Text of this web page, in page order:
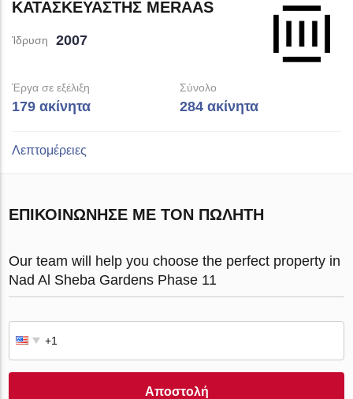
ΚΑΤΑΣΚΕΥΑΣΤΉΣ MERAAS
Ίδρυση 2007
Έργα σε εξέλιξη
179 ακίνητα
Σύνολο
284 ακίνητα
Λεπτομέρειες
ΕΠΙΚΟΙΝΏΝΗΣΕ ΜΕ ΤΟΝ ΠΩΛΗΤΉ
Our team will help you choose the perfect property in
Nad Al Sheba Gardens Phase 11
Αποστολή